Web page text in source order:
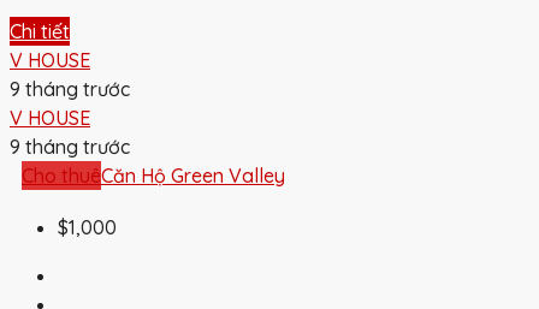
Chi tiết
V HOUSE
9 tháng trước
V HOUSE
9 tháng trước
Cho thuêCăn Hộ Green Valley
$1,000